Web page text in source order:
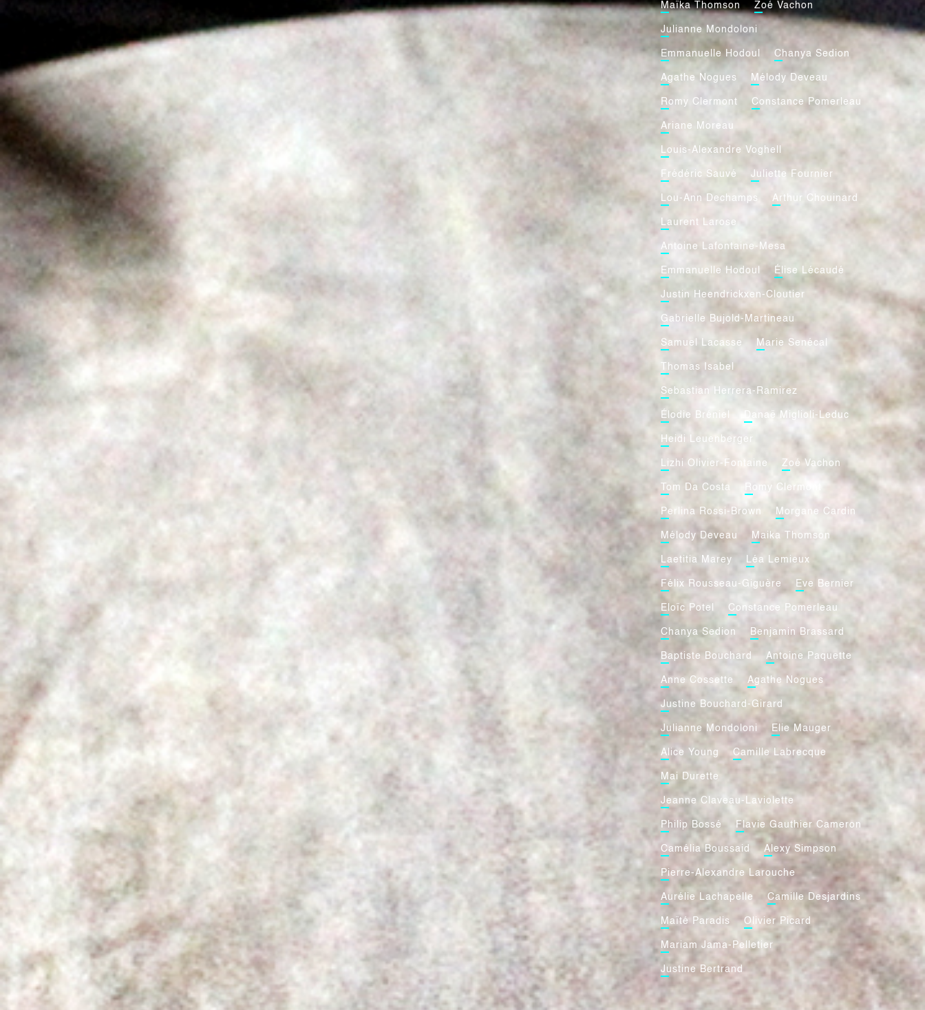
Maïka Thomson Zoé Vachon
Julianne Mondoloni
Emmanuelle Hodoul Chanya Sedion
Agathe Nogues Mélody Deveau
Romy Clermont Constance Pomerleau
Ariane Moreau
Louis-Alexandre Voghell
Frédéric Sauvé Juliette Fournier
Lou-Ann Dechamps Arthur Chouinard
Laurent Larose
Antoine Lafontaine-Mesa
Emmanuelle Hodoul Élise Lécaudé
Justin Heendrickxen-Cloutier
Gabrielle Bujold-Martineau
Samuel Lacasse Marie Senécal
Thomas Isabel
Sebastian Herrera-Ramirez
Élodie Bréniel Danaë Miglioli-Leduc
Heidi Leuenberger
Lizhi Olivier-Fontaine Zoé Vachon
Tom Da Costa Romy Clermont
Perlina Rossi-Brown Morgane Cardin
Mélody Deveau Maika Thomson
Laetitia Marey Léa Lemieux
Félix Rousseau-Giguère Eve Bernier
Eloïc Potel Constance Pomerleau
Chanya Sedion Benjamin Brassard
Baptiste Bouchard Antoine Paquette
Anne Cossette Agathe Nogues
Justine Bouchard-Girard
Julianne Mondoloni Elie Mauger
Alice Young Camille Labrecque
Mai Durette
Jeanne Claveau-Laviolette
Philip Bossé Flavie Gauthier Cameron
Camélia Boussaid Alexy Simpson
Pierre-Alexandre Larouche
Aurélie Lachapelle Camille Desjardins
Maïté Paradis Olivier Picard
Mariam Jama-Pelletier
Justine Bertrand